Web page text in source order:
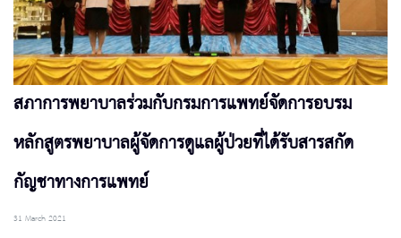
สภาการพยาบาลร่วมกับกรมการแพทย์จัดการอบรม
หลักสูตรพยาบาลผู้จัดการดูแลผู้ป่วยที่ได้รับสารสกัด
กัญชาทางการแพทย์
31 March 2021